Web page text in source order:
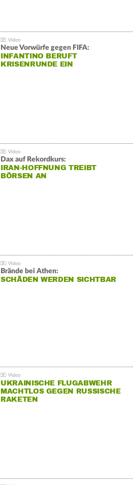
Neue Vorwürfe gegen FIFA:
INFANTINO BERUFT
KRISENRUNDE EIN
Dax auf Rekordkurs:
IRAN-HOFFNUNG TREIBT
BÖRSEN AN
Brände bei Athen:
SCHÄDEN WERDEN SICHTBAR
UKRAINISCHE FLUGABWEHR
MACHTLOS GEGEN RUSSISCHE
RAKETEN